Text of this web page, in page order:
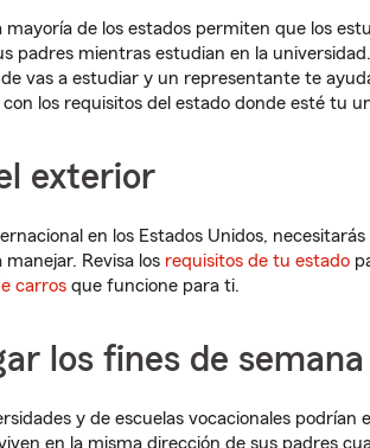
mayoría de los estados permiten que los
padres mientras estudian en la
vas a estudiar y un representante te
los requisitos del estado donde esté tu
exterior
en los Estados Unidos,
Revisa los requisitos de tu estado
carros que funcione para ti.
los fines de
y de escuelas vocacionales podrían
en la misma dirección de sus padres